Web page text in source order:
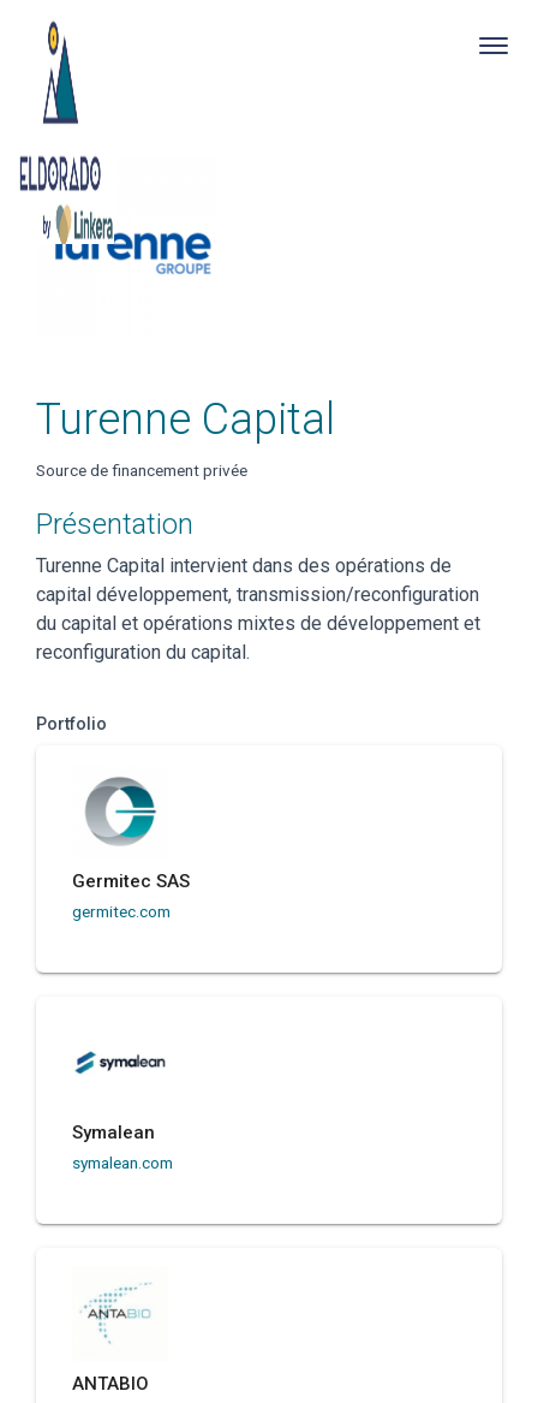
main
content
Turenne Capital
Source de financement privée
Présentation
Turenne Capital intervient dans des opérations de
capital développement, transmission/reconfiguration
du capital et opérations mixtes de développement et
reconfiguration du capital.
Portfolio
Germitec SAS
germitec.com
Symalean
symalean.com
ANTABIO